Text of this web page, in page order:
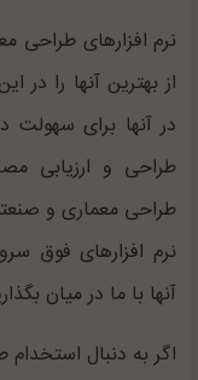
نرم افزارهای طراحی
از بهترین آنها را در
در آنها برای
طراحی و ارزیابی
طراحی معماری و
نرم افزارهای فوق
آنها با ما در میان
اگر به دنبال